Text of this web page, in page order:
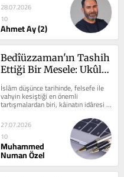
28.07.2026
10
Ahmet Ay (2)
Bedîüzzaman'ın Tashih
Ettiği Bir Mesele: Ukûl-i
İslâm düşünce tarihinde, felsefe ile
vahyin kesiştiği en önemli
tartışmalardan biri, kâinatın idâresi
ve yaratılışının nasıl...
27.07.2026
10
Muhammed
Numan Özel